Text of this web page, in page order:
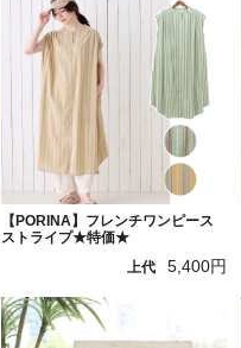
【PORINA】フレンチワンピース
ストライプ★特価★
上代
5,400円